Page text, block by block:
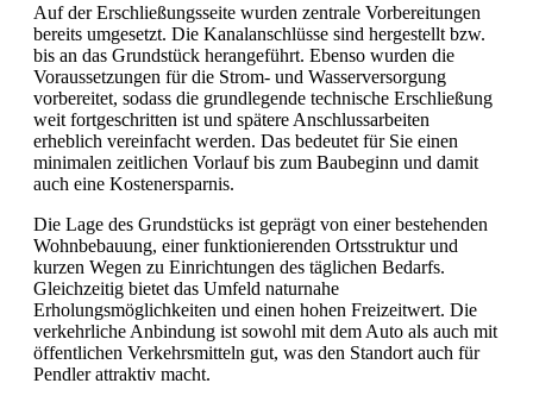
Auf der Erschließungsseite wurden zentrale Vorbereitungen
bereits umgesetzt. Die Kanalanschlüsse sind hergestellt bzw.
bis an das Grundstück herangeführt. Ebenso wurden die
Voraussetzungen für die Strom- und Wasserversorgung
vorbereitet, sodass die grundlegende technische Erschließung
weit fortgeschritten ist und spätere Anschlussarbeiten
erheblich vereinfacht werden. Das bedeutet für Sie einen
minimalen zeitlichen Vorlauf bis zum Baubeginn und damit
auch eine Kostenersparnis.
Die Lage des Grundstücks ist geprägt von einer bestehenden
Wohnbebauung, einer funktionierenden Ortsstruktur und
kurzen Wegen zu Einrichtungen des täglichen Bedarfs.
Gleichzeitig bietet das Umfeld naturnahe
Erholungsmöglichkeiten und einen hohen Freizeitwert. Die
verkehrliche Anbindung ist sowohl mit dem Auto als auch mit
öffentlichen Verkehrsmitteln gut, was den Standort auch für
Pendler attraktiv macht.